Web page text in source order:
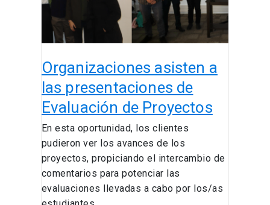
Organizaciones asisten a
las presentaciones de
Evaluación de Proyectos
En esta oportunidad, los clientes
pudieron ver los avances de los
proyectos, propiciando el intercambio de
comentarios para potenciar las
evaluaciones llevadas a cabo por los/as
Evaluación
de
Proyectos